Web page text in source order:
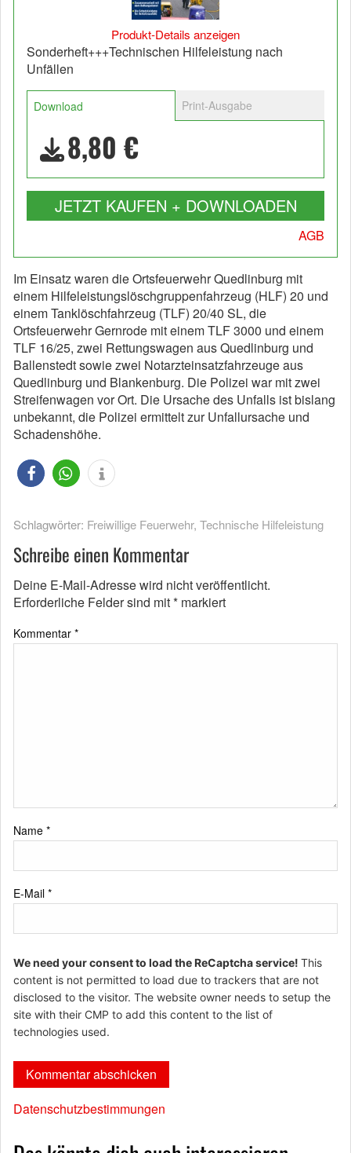
Produkt-Details anzeigen
Sonderheft+++Technischen Hilfeleistung nach
Unfällen
Download Print-Ausgabe
8,80 €
JETZT KAUFEN + DOWNLOADEN
AGB
Im Einsatz waren die Ortsfeuerwehr Quedlinburg mit
einem Hilfeleistungslöschgruppenfahrzeug (HLF) 20 und
einem Tanklöschfahrzeug (TLF) 20/40 SL, die
Ortsfeuerwehr Gernrode mit einemTLF 3000 und einem
TLF 16/25, zwei Rettungswagen aus Quedlinburg und
Ballenstedt sowie zwei Notarzteinsatzfahrzeuge aus
Quedlinburg und Blankenburg. Die Polizei war mit zwei
Streifenwagen vor Ort. Die Ursache des Unfalls ist bislang
unbekannt, die Polizei ermittelt zur Unfallursache und
Schadenshöhe.
Schlagwörter: Freiwillige Feuerwehr, Technische Hilfeleistung
Schreibe einen Kommentar
Deine E-Mail-Adresse wird nicht veröffentlicht.
Erforderliche Felder sind mit* markiert
Kommentar *
Name *
E-Mail *
We need your consent to load the ReCaptcha service! This
content is not permitted to load due to trackers that are not
disclosed to the visitor. The website owner needs to setup the
site with their CMP to add this content to the list of
technologies used.
Datenschutzbestimmungen